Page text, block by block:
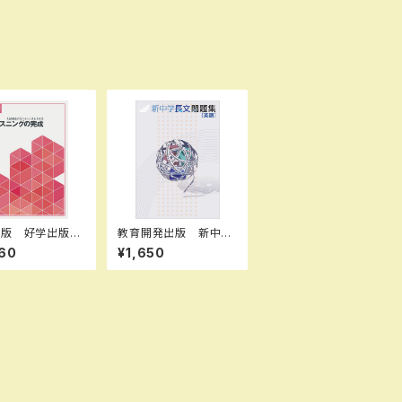
版 好学出版
シリーズ リ
の完成 CDつ
年度版 新
教育開発出版 新中学
長文問題集 2026年
度版 新品
¥1,650